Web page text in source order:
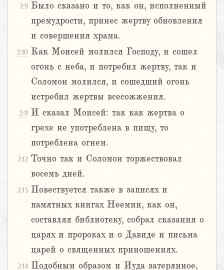
2:9 Было сказано и то, как он, исполненный
премудрости, принес жертву обновления
и совершения храма.
2:10 Как Моисей молился Господу, и сошел
огонь с неба, и потребил жертву, так и
Соломон молился, и сошедший огонь
истребил жертвы всесожжения.
2:11 И сказал Моисей: так как жертва о
грехе не употреблена в пищу, то
потреблена огнем.
2:12 Точно так и Соломон торжествовал
восемь дней.
2:13 Повествуется также в записях и
памятных книгах Неемии, как он,
составляя библиотеку, собрал сказания о
царях и пророках и о Давиде и письма
царей о священных приношениях.
2:14 Подобным образом и Иуда затерянное,